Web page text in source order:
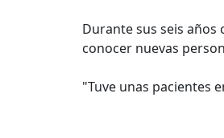
Durante sus seis años
conocer nuevas
"Tuve unas pacientes